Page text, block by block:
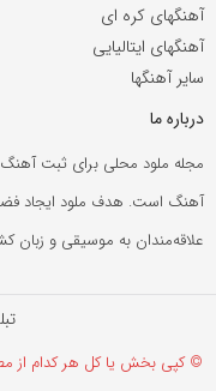
آهنگهای کره ای
آهنگهای ایتالیایی
سایر آهنگها
درباره ما
مجله ملود محلی برای ثبت
آهنگ است. هدف ملود ایجاد
علاقه‌مندان به موسیقی و
© کپی بخش یا کل هر کدام از